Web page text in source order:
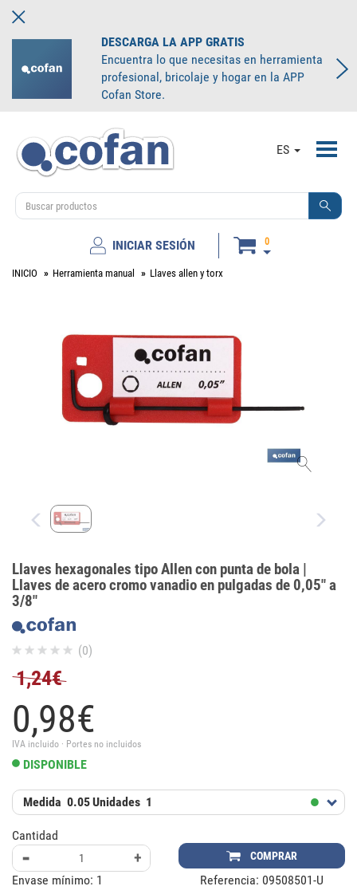
DESCARGA LA APP GRATIS
Encuentra lo que necesitas en herramienta
profesional, bricolaje y hogar en la APP
Cofan Store.
ES
INICIAR SESIÓN 0
INICIO Herramienta manual Llaves allen y torx
Llaves hexagonales tipo Allen con punta de bola |
Llaves de acero cromo vanadio en pulgadas de 0,05" a
3/8"
(0)
1,24€
0,98€
IVA incluido · Portes no incluidos
DISPONIBLE
Medida 0.05Unidades 1
Cantidad
- + COMPRAR
Envase mínimo: 1 Referencia: 09508501-U